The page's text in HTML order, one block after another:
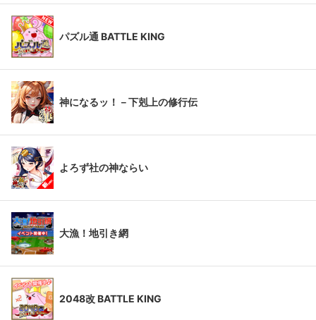
パズル通 BATTLE KING
神になるッ！－下剋上の修行伝
よろず社の神ならい
大漁！地引き網
2048改 BATTLE KING